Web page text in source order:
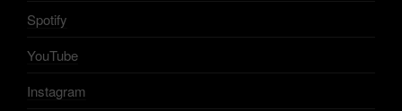
Spotify
YouTube
Instagram